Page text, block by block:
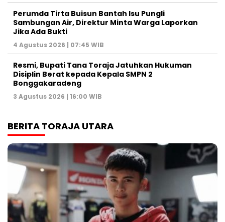
Perumda Tirta Buisun Bantah Isu Pungli
Sambungan Air, Direktur Minta Warga Laporkan
Jika Ada Bukti
4 Agustus 2026 | 07:45 WIB
Resmi, Bupati Tana Toraja Jatuhkan Hukuman
Disiplin Berat kepada Kepala SMPN 2
Bonggakaradeng
3 Agustus 2026 | 16:00 WIB
BERITA TORAJA UTARA